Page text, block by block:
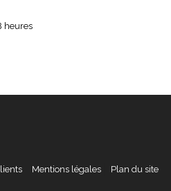
heures
Mentions légales Plan du site